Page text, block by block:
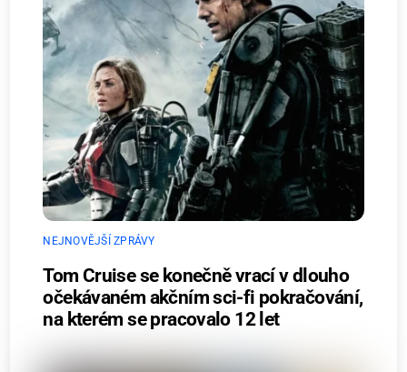
NEJNOVĚJŠÍ ZPRÁVY
Tom Cruise se konečně vrací v dlouho
očekávaném akčním sci-fi pokračování,
na kterém se pracovalo 12 let